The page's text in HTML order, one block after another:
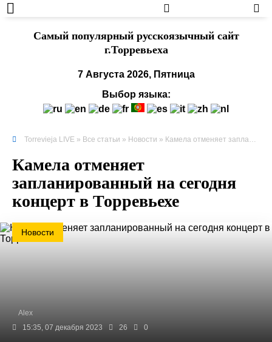
Cамый популярный русскоязычный сайт
г.Торревьеха
7 Августа 2026, Пятница
Выбор языка:
Torrevieja LIVE » Все статьи » Новости » Камела отменяет запланированный на сегодня концерт в Торревьехе
Камела отменяет
запланированный на сегодня
концерт в Торревьехе
Новости
Alex
15:35, 07 декабря 2023
26 0